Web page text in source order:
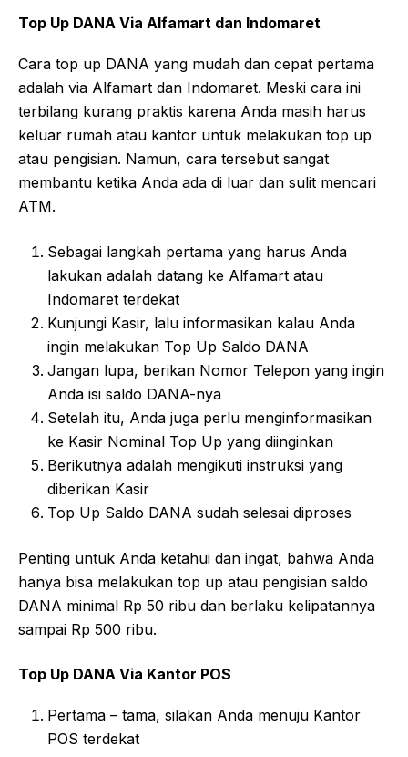
Top Up DANA Via Alfamart dan Indomaret
Cara top up DANA yang mudah dan cepat pertama
adalah via Alfamart dan Indomaret. Meski cara ini
terbilang kurang praktis karena Anda masih harus
keluar rumah atau kantor untuk melakukan top up
atau pengisian. Namun, cara tersebut sangat
membantu ketika Anda ada di luar dan sulit mencari
ATM.
Sebagai langkah pertama yang harus Anda
lakukan adalah datang ke Alfamart atau
Indomaret terdekat
Kunjungi Kasir, lalu informasikan kalau Anda
ingin melakukan Top Up Saldo DANA
Jangan lupa, berikan Nomor Telepon yang ingin
Anda isi saldo DANA-nya
Setelah itu, Anda juga perlu menginformasikan
ke Kasir Nominal Top Up yang diinginkan
Berikutnya adalah mengikuti instruksi yang
diberikan Kasir
Top Up Saldo DANA sudah selesai diproses
Penting untuk Anda ketahui dan ingat, bahwa Anda
hanya bisa melakukan top up atau pengisian saldo
DANA minimal Rp 50 ribu dan berlaku kelipatannya
sampai Rp 500 ribu.
Top Up DANA Via Kantor POS
Pertama – tama, silakan Anda menuju Kantor
POS terdekat